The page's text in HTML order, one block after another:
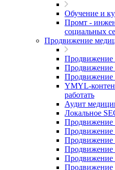
Обучение и
Промт -
социальных
Продвижение
Продвижение
Продвижение
YMYL-
работать
Аудит
Локальное
Продвижение
Продвижение
Продвижение
Продвижение
Продвижение
Продвижение